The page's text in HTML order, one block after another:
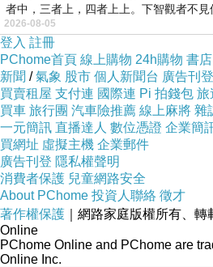
者中，三者上，四者上上。下智觀者不見
2026-08-05
登入 註冊
PChome首頁 線上購物 24h購物 書店
新聞 /氣象 股市 個人新聞台 廣告刊登
買賣租屋 支付連 國際連 Pi 拍錢包 旅
買車 旅行團 汽車險推薦 線上麻將 雜
一元簡訊 直播達人 數位憑證 企業簡
買網址 虛擬主機 企業郵件
廣告刊登 隱私權聲明
消費者保護 兒童網路安全
About PChome 投資人聯絡 徵才
著作權保護 ｜網路家庭版權所有、轉
Online
PChome Online and PChome are
Online Inc.